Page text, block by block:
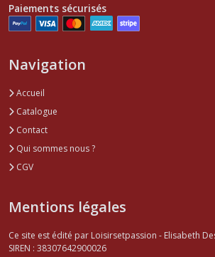
Paiements sécurisés
Navigation
Accueil
Catalogue
Contact
Qui sommes nous ?
CGV
Mentions légales
Ce site est édité par Loisirsetpassion - Elisabeth
SIREN : 38307642900026